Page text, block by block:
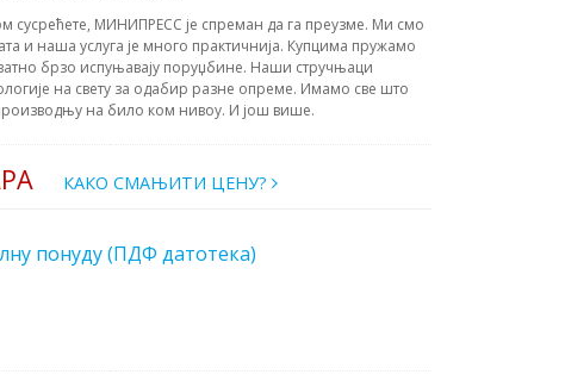
сусрећете, МИНИПРЕСС је спреман да га преузме. Ми смо
и наша услуга је много практичнија. Купцима пружамо
брзо испуњавају поруџбине. Наши стручњаци
на свету за одабир разне опреме. Имамо све што
на било ком нивоу. И још више.
КАКО СМАЊИТИ ЦЕНУ?
понуду (ПДФ датотека)